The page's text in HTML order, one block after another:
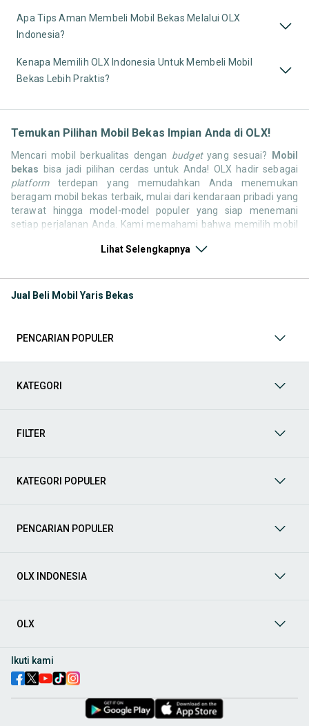
Apa Tips Aman Membeli Mobil Bekas Melalui OLX
Indonesia?
Kenapa Memilih OLX Indonesia Untuk Membeli Mobil
Bekas Lebih Praktis?
Temukan Pilihan Mobil Bekas Impian Anda di OLX!
Mencari mobil berkualitas dengan budgetyang sesuai? Mobil
bekas bisa jadi pilihan cerdas untuk Anda! OLX hadir sebagai
platformterdepan yang memudahkan Anda menemukan
beragam mobil bekas terbaik, mulai dari kendaraan pribadi yang
terawat hingga model-model populer yang siap menemani
setiap perjalanan Anda. Kami memahami bahwa memilih mobil
ribuan daftar dari penjual terpercaya di seluruh Indonesia.
dengan gaya hidup, kebutuhan, danbudgetAnda!
Memilih mobil bekasyang tepat tentu bukan perkara mudah.
berkelas, atau mobil kota yang irit dan lincah? Di OLX, Anda akan
mobil bekas Anda berjalan lancar, efisien, dan menyenangkan.
berbagai jenis mobil baru maupun bekas dengan kondisi
Aksesoris Mobil: Lengkapi tampilan dan fungsionalitas mobil
aksesoris interior seperti sarung jok dan karpet, hingga
berbagai pilihan
, speaker, amplifier, subwoofer,
ingin meningkatkan kualitas suara dalam kabin
Spare Part Mobil
part mobiloriginal dan berkualitas dari OLX! Temukan
berbagai komponen penting mulai dari filter oli, kampas rem,
Lihat Selengkapnya
Jual Beli Mobil Yaris Bekas
PENCARIAN POPULER
KATEGORI
FILTER
KATEGORI POPULER
PENCARIAN POPULER
OLX INDONESIA
OLX
Ikuti kami